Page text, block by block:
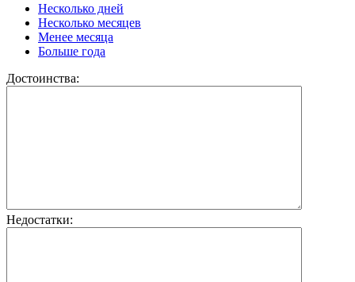
Несколько дней
Несколько месяцев
Менее месяца
Больше года
Достоинства:
Недостатки: